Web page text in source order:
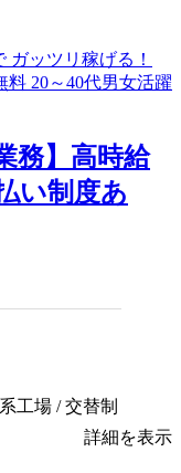
務】高時給
い制度あ
工場 / 交替制
詳細を表示